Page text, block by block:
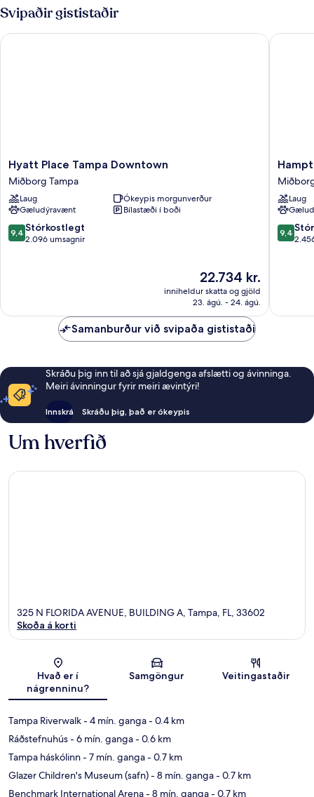
Svipaðir gististaðir
Hyatt
Place
Tampa
Downtown
Miðborg
Tampa
Hyatt Place Tampa Downtown
Miðborg Tampa
Laug
Ókeypis morgunverður
Gæludýravænt
Bílastæði í boði
9.4
af
9,4 Stórkostlegt
2.096 umsagnir
Verðið
22.734 kr.
22.734 kr.
inniheldur skatta og gjöld
23. ágú. - 24. ágú.
Hyatt Place Tampa Downtown
Inn
Tampa
Channel
District
Laug
9.4
af
9,4
Samanburður við svipaða gististaði
Skráðu þig inn til að sjá gjaldgenga afslætti og ávinninga.
Meiri ávinningur fyrir meiri ævintýri!
Innskrá Skráðu þig, það er ókeypis
Um hverfið
Kort
325 N FLORIDA AVENUE, BUILDING A, Tampa, FL, 33602
Skoða á korti
Hvað er í
nágrenninu?
Samgöngur Veitingastaðir
Tampa Riverwalk- 4 mín. ganga- 0.4 km
Ráðstefnuhús- 6 mín. ganga- 0.6 km
Tampa háskólinn- 7 mín. ganga- 0.7 km
Glazer Children's Museum (safn)- 8 mín. ganga- 0.7 km
Benchmark International Arena- 8 mín. ganga- 0.7 km